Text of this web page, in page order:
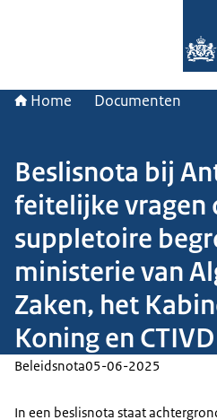
Home Documenten
Beslisnota bij
feitelijke vragen
suppletoire
ministerie van
Zaken, het
Koning en
Beleidsnota05-06-2025
In een beslisnota staat